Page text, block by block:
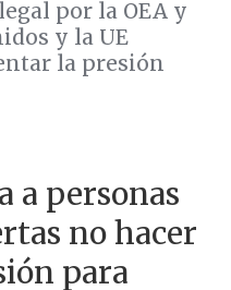
por la OEA y
y la UE
la presión
a personas
no hacer
para